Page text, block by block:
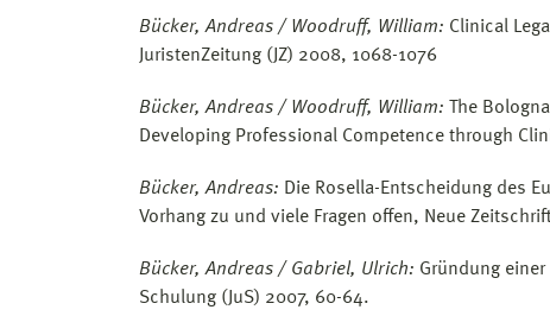
Bücker, Andreas / Woodruff, William: Clinical
JuristenZeitung (JZ) 2008, 1068-1076
Bücker, Andreas / Woodruff, William:
The
Developing Professional Competence through
Bücker, Andreas: Die Rosella-Entscheidung des
Vorhang zu und viele Fragen offen, Neue
Bücker, Andreas / Gabriel, Ulrich: Gründung
Schulung (JuS) 2007, 60-64.